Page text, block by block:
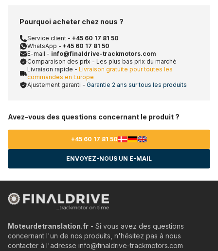
Pourquoi acheter chez nous ?
Service client - +45 60 17 81 50
WhatsApp - +45 60 17 81 50
E-mail - info@finaldrive-trackmotors.com
Comparaison des prix - Les plus bas prix du marché
Livraison rapide - Livraison gratuite pour toutes les
commandes en Europe
Ajustement garanti - Garantie 2 ans sur tous les produits
Avez-vous des questions concernant le produit ?
+45 60 17 81 50
ENVOYEZ-NOUS UN E-MAIL
Moteurdetranslation.fr - Si vous avez des questions
concernant l'un de nos produits, n'hésitez pas à nous
contacter à l'adresse info@finaldrive-trackmotors.com